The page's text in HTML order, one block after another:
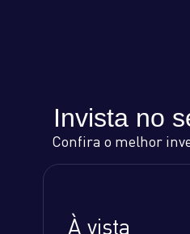
Invista no
Confira o melhor
À vista